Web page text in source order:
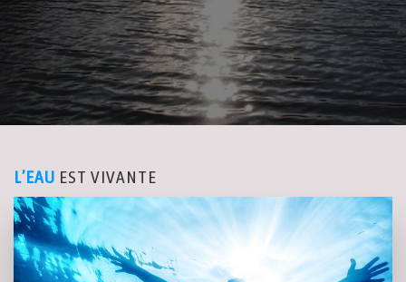
L’EAU EST VIVANTE